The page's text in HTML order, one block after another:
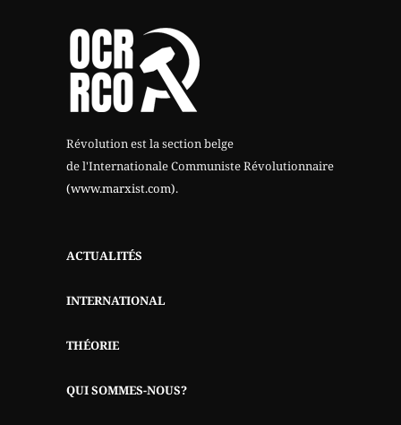
Révolution est la section belge
de l'Internationale Communiste Révolutionnaire
(www.marxist.com).
ACTUALITÉS
INTERNATIONAL
THÉORIE
QUI SOMMES-NOUS?